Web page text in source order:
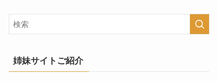
姉妹サイトご紹介